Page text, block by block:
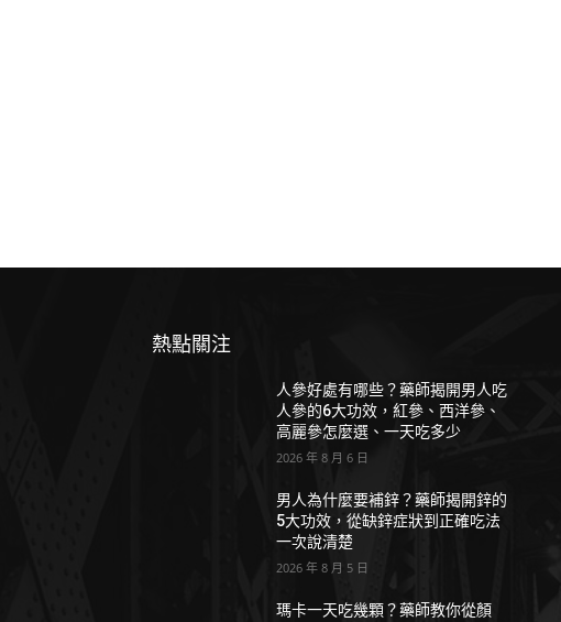
熱點關注
人參好處有哪些？藥師揭開男人吃
人參的6大功效，紅參、西洋參、
高麗參怎麼選、一天吃多少
2026 年 8 月 6 日
男人為什麼要補鋅？藥師揭開鋅的
5大功效，從缺鋅症狀到正確吃法
一次說清楚
2026 年 8 月 5 日
瑪卡一天吃幾顆？藥師教你從顏